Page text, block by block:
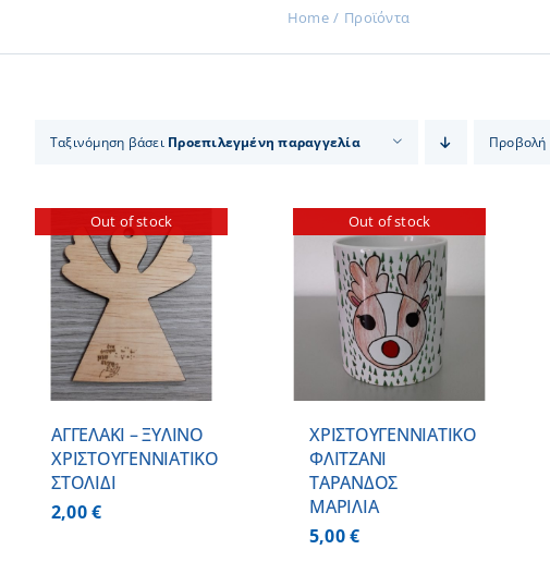
Home Προϊόντα
Ταξινόμηση βάσει Προεπιλεγμένη παραγγελία Προβολή
Out of stock
ΑΓΓΕΛΑΚΙ – ΞΥΛΙΝO
ΧΡΙΣΤΟΥΓΕΝΝΙΑΤΙΚO
ΣΤΟΛΙΔΙ
2,00€
Out of stock
ΛΕΠΤΟΜΕΡΕΙΕΣ
ΧΡΙΣΤΟΥΓΕΝΝΙΑΤΙΚΟ
ΦΛΙΤΖΑΝΙ
ΤΑΡΑΝΔΟΣ
ΜΑΡΙΛΙΑ
5,00€
ΛΕΠΤΟΜΕΡΕΙΕΣ